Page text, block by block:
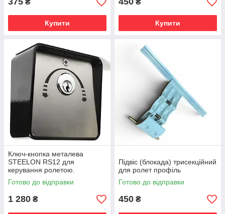
₴
Купити
₴
Купити
Ключ-кнопка металева
STEELON RS12 для
керування ролетою.
Готово до відправки
1 280 ₴
Підвіс (блокада) трисекційний
для ролет профіль
Готово до відправки
450 ₴